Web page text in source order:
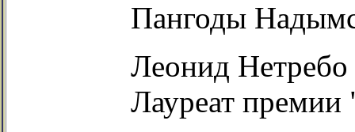
Пангоды
Леонид
Лауреат премии